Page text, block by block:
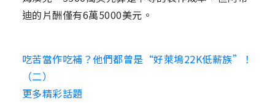
迪的片酬僅有6萬5000美元。
吃苦當作吃補？他們都曾是“好萊塢22K低薪族”！
（二）
更多精彩話題